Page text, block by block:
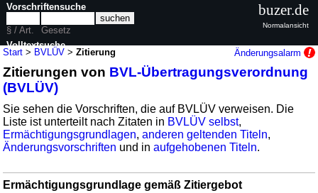
Start > BVLÜV >Zitierung Änderungsalarm
Zitierungen von BVL-Übertragungsverordnung
(BVLÜV)
Sie sehen die Vorschriften, die auf BVLÜV verweisen. Die
Liste ist unterteilt nach Zitaten in BVLÜV selbst,
Ermächtigungsgrundlagen,anderen geltenden Titeln,
Änderungsvorschriften und inaufgehobenen Titeln.
Ermächtigungsgrundlage gemäß Zitiergebot
Vorschriftensuche
§ / Art.
Gesetz
Volltextsuche
nur in BVLÜV
buzer.de
Normalansicht